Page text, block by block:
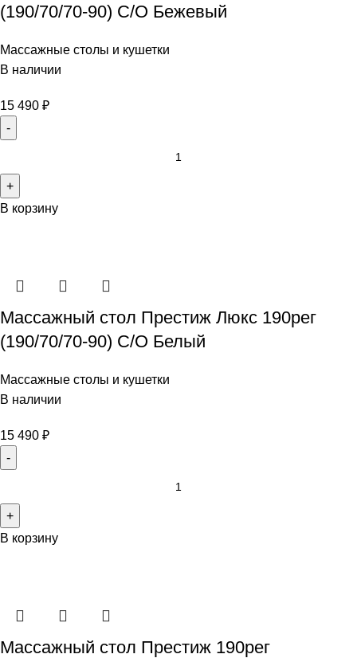
(190/70/70-90) С/О Бежевый
Массажные столы и кушетки
В наличии
15 490 ₽
В корзину
Массажный стол Престиж Люкс 190рег
(190/70/70-90) С/О Белый
Массажные столы и кушетки
В наличии
15 490 ₽
В корзину
Массажный стол Престиж 190рег